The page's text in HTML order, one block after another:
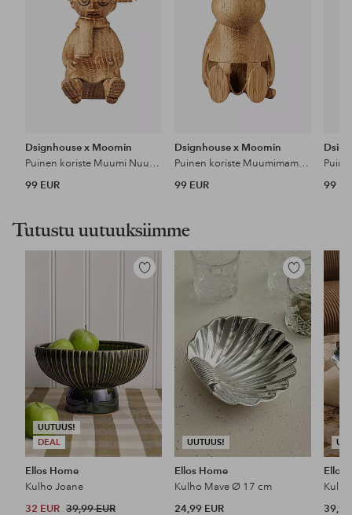
Dsignhouse x Moomin
Puinen koriste Muumi Nuuskamuikkunen 9 cm
99 EUR
Dsignhouse x Moomin
Puinen koriste Muumimamma 10 cm
99 EUR
99
Tutustu uutuuksiimme
UUTUUS!
DEAL
Lisää
Ellos Home
Kulho Joane
32 EUR 39,99 EUR
UUTUUS!
Lisää
suosikkeihin
Ellos Home
Kulho Mave Ø 17 cm
24,99 EUR
Ellos
39,99